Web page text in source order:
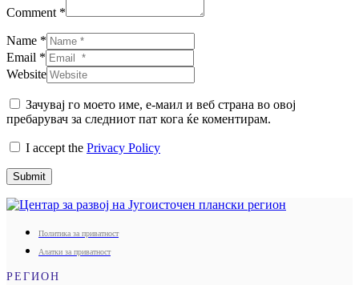
Comment *
Name *
Email *
Website
Зачувај го моето име, е-маил и веб страна во овој
пребарувач за следниот пат кога ќе коментирам.
I accept the Privacy Policy
Submit
Политика за приватност
Алатки за приватност
РЕГИОН